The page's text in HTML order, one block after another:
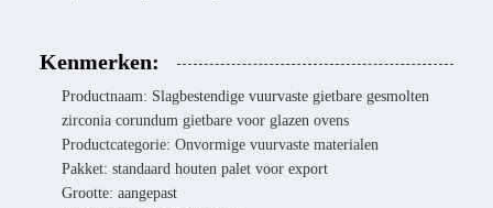
Kenmerken:
Productnaam: Slagbestendige vuurvaste gietbare gesmolten
zirconia corundum gietbare voor glazen ovens
Productcategorie: Onvormige vuurvaste materialen
Pakket: standaard houten palet voor export
Grootte: aangepast